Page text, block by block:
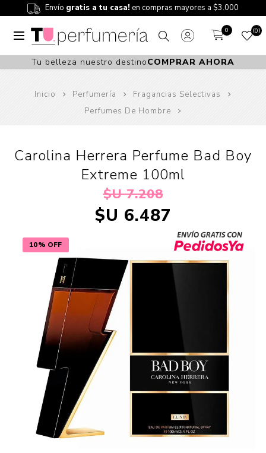
Envío gratis a tu casa! en compras mayores a $3.000
0 0
Tu belleza nuestro destinoCOMPRAR AHORA
Inicio Perfumería
Fragancias Selectivas
Perfumes De Hombre
10% OFF
Carolina Herrera Perfume Bad Boy
Extreme 100ml
$U 7.208
$U 6.487